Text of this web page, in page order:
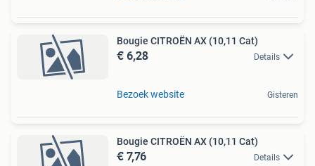
Bougie CITROËN AX (10,11 Cat)
€ 6,28 Details
Bezoek website Gisteren
Bougie CITROËN AX (10,11 Cat)
€ 7,76 Details